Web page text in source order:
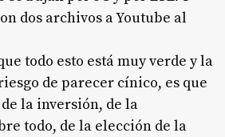
dos archivos a Youtube al
todo esto está muy verde y la
de parecer cínico, es que
la inversión, de la
todo, de la elección de la